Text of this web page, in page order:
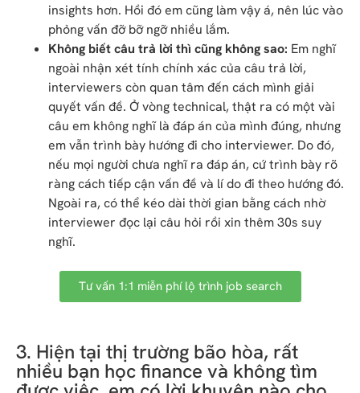
insights hơn. Hồi đó em cũng làm vậy á, nên lúc vào
phỏng vấn đỡ bỡ ngỡ nhiều lắm.
Không biết câu trả lời thì cũng không sao: Em nghĩ
ngoài nhận xét tính chính xác của câu trả lời,
interviewers còn quan tâm đến cách mình giải
quyết vấn đề. Ở vòng technical, thật ra có một vài
câu em không nghĩ là đáp án của mình đúng, nhưng
em vẫn trình bày hướng đi cho interviewer. Do đó,
nếu mọi người chưa nghĩ ra đáp án, cứ trình bày rõ
ràng cách tiếp cận vấn đề và lí do đi theo hướng đó.
Ngoài ra, có thể kéo dài thời gian bằng cách nhờ
interviewer đọc lại câu hỏi rồi xin thêm 30s suy
nghĩ.
Tư vấn 1:1 miễn phí lộ trình job search
3. Hiện tại thị trường bão hòa, rất
nhiều bạn học finance và không tìm